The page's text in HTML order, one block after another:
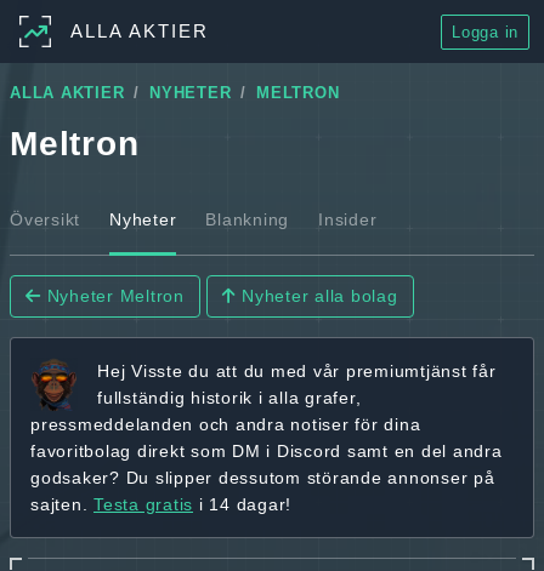
ALLA AKTIER Logga in
ALLA AKTIER NYHETER MELTRON
Meltron
Översikt Nyheter Blankning Insider
Nyheter Meltron Nyheter alla bolag
Hej Visste du att du med vår premiumtjänst får
fullständig historik i alla grafer,
pressmeddelanden och andra notiser för dina
favoritbolag direkt som DM i Discord samt en del andra
godsaker? Du slipper dessutom störande annonser på
sajten. Testa gratis i 14 dagar!